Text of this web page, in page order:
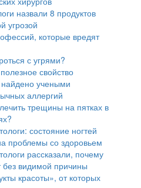
назвали 8 продуктов
угрозой
которые вредят
с угрями?
свойство
учеными
аллергий
трещины на пятках в
состояние ногтей
проблемы со здоровьем
рассказали, почему
без видимой причины
красоты», от которых